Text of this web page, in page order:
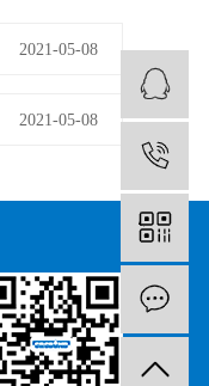
2021-05-08
2021-05-08